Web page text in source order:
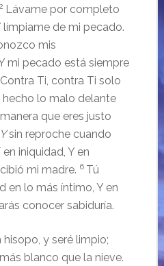
2 Lávame por completo
límpiame de mi pecado.
mis
mi pecado está siempre
Contra Ti, contra Ti solo
hecho lo malo delante
que eres justo
Ysin reproche cuando
iniquidad, Y en
mi madre. 6 Tú
en lo más íntimo, Y en
conocer sabiduría.
hisopo, y seré limpio;
blanco que la nieve.